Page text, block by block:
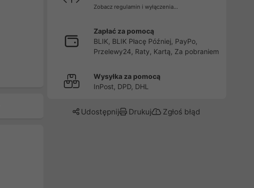
Zobacz regulamin i wyłączenia...
Zapłać za pomocą
BLIK, BLIK Płacę Później, PayPo,
Przelewy24, Raty, Kartą, Za pobraniem
Wysyłka za pomocą
InPost, DPD, DHL
Udostępnij Drukuj Zgłoś błąd